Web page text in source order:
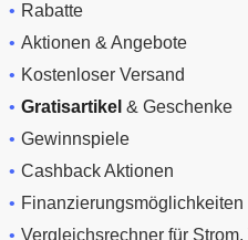
Rabatte
Aktionen & Angebote
Kostenloser Versand
Gratisartikel & Geschenke
Gewinnspiele
Cashback Aktionen
Finanzierungsmöglichkeiten
Vergleichsrechner für